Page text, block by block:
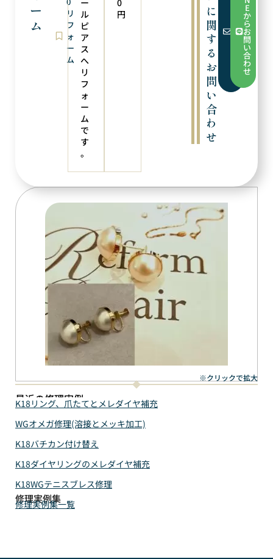
※クリックで拡大
最近の修理実例
K18リング、爪たてとメレダイヤ補充
WGオメガ修理(溶接とメッキ加工)
K18バチカン付け替え
K18ダイヤリングのメレダイヤ補充
K18WGテニスブレス修理
修理実例集
修理実例集一覧
ー
ム
リ
フ
ォ
ー
ム
ル
ピ
ア
ス
へ
リ
フ
ォ
ー
ム
で
す
。
円
に
関
す
る
お
問
い
合
わ
せ
ら
お
せ
E
か
ら
お
問
い
合
わ
せ